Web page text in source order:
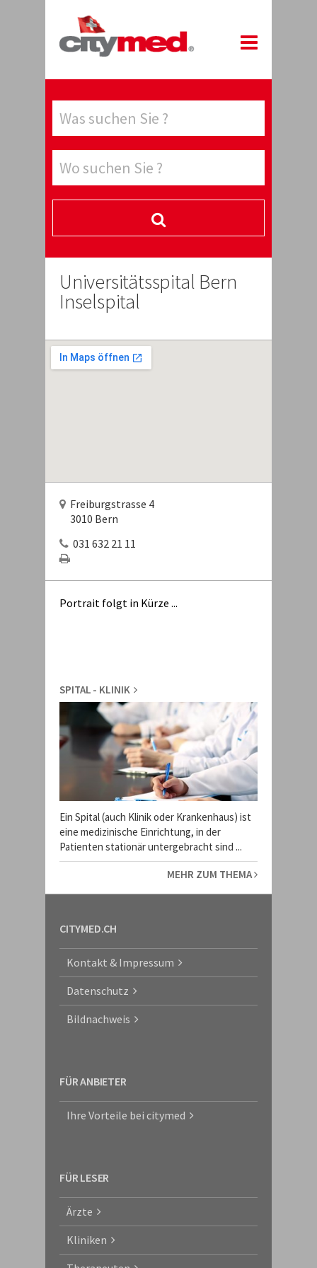
Universitätsspital Bern
Inselspital
Freiburgstrasse 4
3010 Bern
031 632 21 11
Portrait folgt in Kürze ...
SPITAL - KLINIK
Ein Spital (auch Klinik oder Krankenhaus) ist
eine medizinische Einrichtung, in der
Patienten stationär untergebracht sind ...
MEHR ZUM THEMA
CITYMED.CH
Kontakt & Impressum
Datenschutz
Bildnachweis
FÜR ANBIETER
Ihre Vorteile bei citymed
FÜR LESER
Ärzte
Kliniken